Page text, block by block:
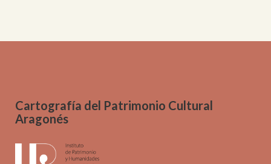
Cartografía del Patrimonio Cultural
Aragonés